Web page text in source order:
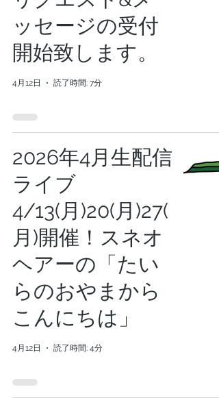
ッセージの受付
開始致します。
4月12日 読了時間: 7分
2026年4月生配信
ライブ
4/13(月)20(月)27(
月)開催！スネオ
ヘアーの「たい
らのおやまから
こんにちは」
4月12日 読了時間: 4分